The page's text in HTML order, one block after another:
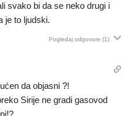
svako bi da se neko drugi i
je to ljudski.
Pogledaj odgovore (1)
da objasni ?!
Sirije ne gradi gasovod